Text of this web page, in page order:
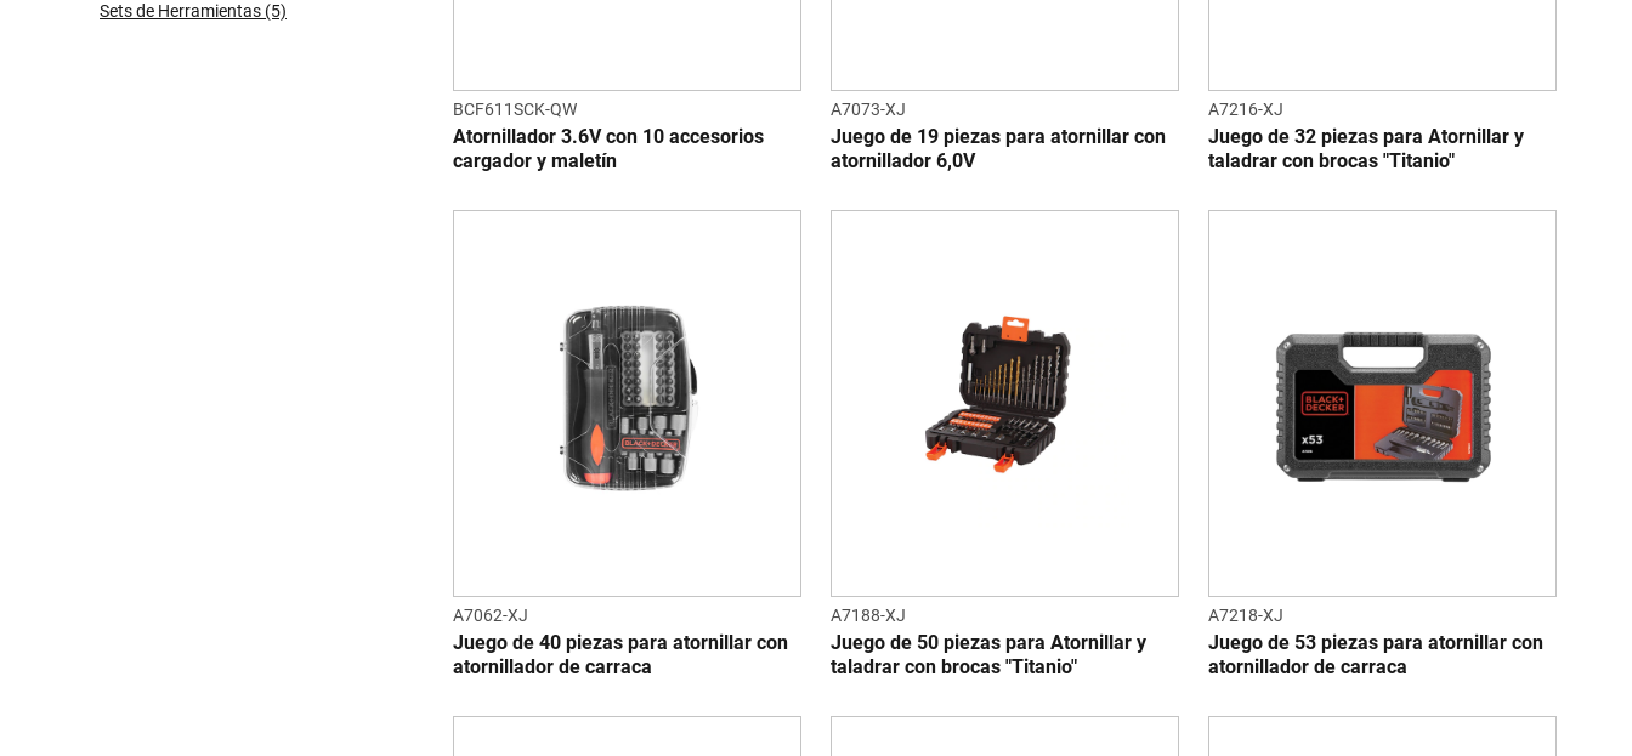
Sets de Herramientas (5)
BCF611SCK-QW
Atornillador 3.6V con 10 accesorios
cargador y maletín
A7073-XJ
Juego de 19 piezas para atornillar con
atornillador 6,0V
A7216-XJ
Juego de 32 piezas para Atornillar y
taladrar con brocas "Titanio"
A7062-XJ
Juego de 40 piezas para atornillar con
atornillador de carraca
A7188-XJ
Juego de 50 piezas para Atornillar y
taladrar con brocas "Titanio"
A7218-XJ
Juego de 53 piezas para atornillar con
atornillador de carraca